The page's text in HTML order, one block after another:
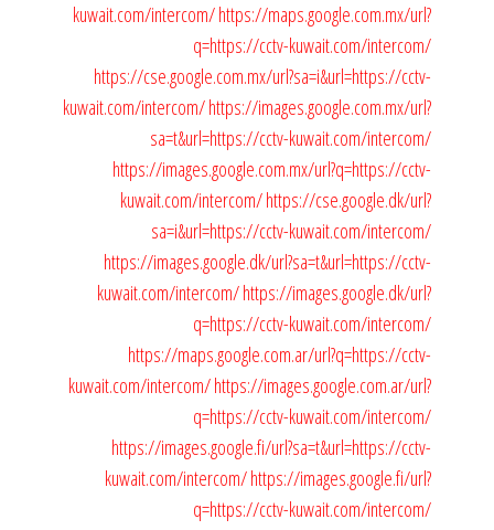
kuwait.com/intercom/https://maps.google.com.mx/url?
q=https://cctv-kuwait.com/intercom/
https://cse.google.com.mx/url?sa=i&url=https://cctv-
kuwait.com/intercom/https://images.google.com.mx/url?
sa=t&url=https://cctv-kuwait.com/intercom/
https://images.google.com.mx/url?q=https://cctv-
kuwait.com/intercom/https://cse.google.dk/url?
sa=i&url=https://cctv-kuwait.com/intercom/
https://images.google.dk/url?sa=t&url=https://cctv-
kuwait.com/intercom/https://images.google.dk/url?
q=https://cctv-kuwait.com/intercom/
https://maps.google.com.ar/url?q=https://cctv-
kuwait.com/intercom/https://images.google.com.ar/url?
q=https://cctv-kuwait.com/intercom/
https://images.google.fi/url?sa=t&url=https://cctv-
kuwait.com/intercom/https://images.google.fi/url?
q=https://cctv-kuwait.com/intercom/